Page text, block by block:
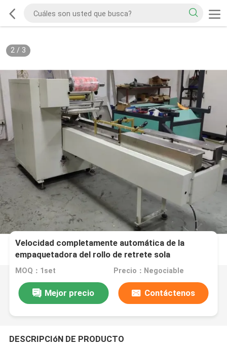
2/ 3
Velocidad completamente automática de la
empaquetadora del rollo de retrete sola
MOQ：1set Precio：Negociable
Mejor precio Contáctenos
DESCRIPCIóN DE PRODUCTO